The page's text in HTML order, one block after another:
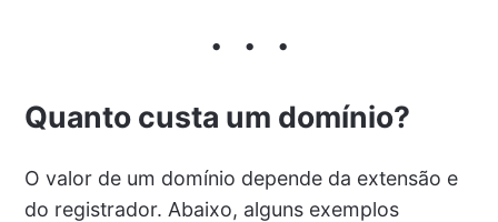
Quanto custa um domínio?
O valor de um domínio depende da extensão e
do registrador. Abaixo, alguns exemplos